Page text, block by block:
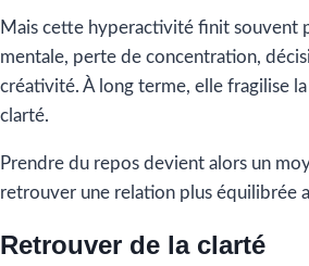
Mais cette hyperactivité finit souvent
mentale, perte de concentration,
créativité. À long terme, elle fragilise
clarté.
Prendre du repos devient alors un
retrouver une relation plus équilibrée
Retrouver de la clarté